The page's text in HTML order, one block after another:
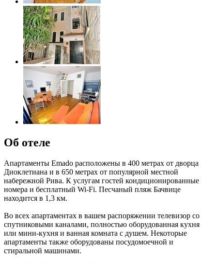
Об отеле
Апартаменты Emado расположены в 400 метрах от дворца
Диоклетиана и в 650 метрах от популярной местной
набережной Рива. К услугам гостей кондиционированные
номера и бесплатный Wi-Fi. Песчаный пляж Бачвице
находится в 1,3 км.
Во всех апартаментах в вашем распоряжении телевизор со
спутниковыми каналами, полностью оборудованная кухня
или мини-кухня и ванная комната с душем. Некоторые
апартаменты также оборудованы посудомоечной и
стиральной машинами.